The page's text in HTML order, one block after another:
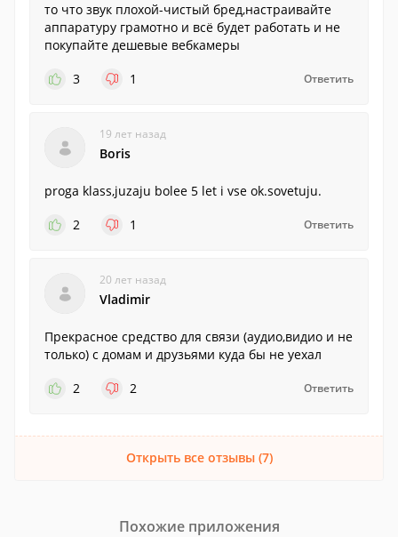
то что звук плохой-чистый бред,настраивайте
аппаратуру грамотно и всё будет работать и не
покупайте дешевые вебкамеры
3
1 Ответить
19 лет назад
Boris
proga klass,juzaju bolee 5 let i vse ok.sovetuju.
2
1 Ответить
20 лет назад
Vladimir
Прекрасное средство для связи (аудио,видио и не
только) с домам и друзьями куда бы не уехал
2
2 Ответить
Открыть все отзывы (7)
Похожие приложения